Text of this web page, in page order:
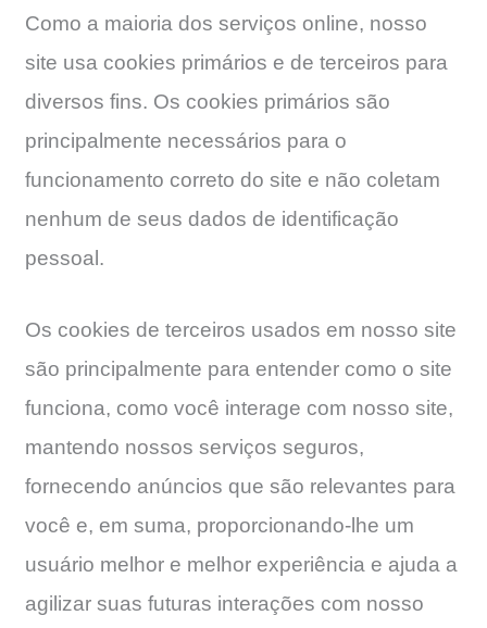
Como a maioria dos serviços online, nosso
site usa cookies primários e de terceiros para
diversos fins. Os cookies primários são
principalmente necessários para o
funcionamento correto do site e não coletam
nenhum de seus dados de identificação
pessoal.
Os cookies de terceiros usados ​​em nosso site
são principalmente para entender como o site
funciona, como você interage com nosso site,
mantendo nossos serviços seguros,
fornecendo anúncios que são relevantes para
você e, em suma, proporcionando-lhe um
usuário melhor e melhor experiência e ajuda a
agilizar suas futuras interações com nosso